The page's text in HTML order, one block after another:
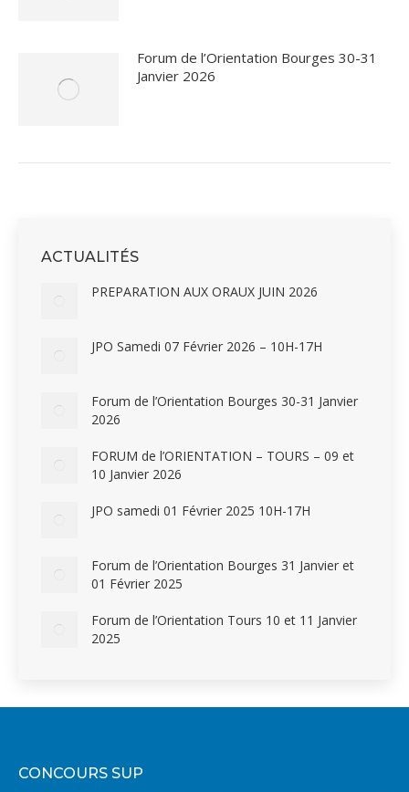
Forum de l’Orientation Bourges 30-31
Janvier 2026
ACTUALITÉS
PREPARATION AUX ORAUX JUIN 2026
JPO Samedi 07 Février 2026 – 10H-17H
Forum de l’Orientation Bourges 30-31 Janvier
2026
FORUM de l’ORIENTATION – TOURS – 09 et
10 Janvier 2026
JPO samedi 01 Février 2025 10H-17H
Forum de l’Orientation Bourges 31 Janvier et
01 Février 2025
Forum de l’Orientation Tours 10 et 11 Janvier
2025
CONCOURS SUP